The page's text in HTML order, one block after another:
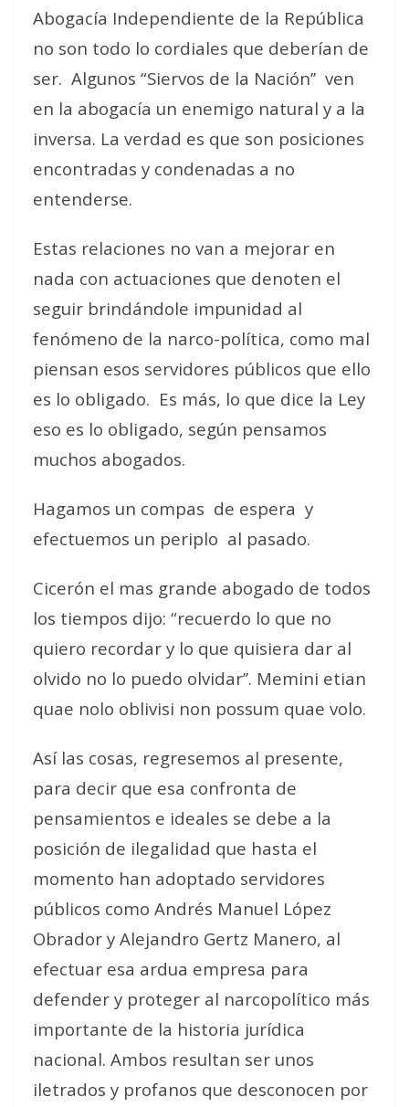
Abogacía Independiente de la República
no son todo lo cordiales que deberían de
ser. Algunos “Siervos de la Nación’’ ven
en la abogacía un enemigo natural y a la
inversa. La verdad es que son posiciones
encontradas y condenadas a no
entenderse.
Estas relaciones no van a mejorar en
nada con actuaciones que denoten el
seguir brindándole impunidad al
fenómeno de la narco-política, como mal
piensan esos servidores públicos que ello
es lo obligado. Es más, lo que dice la Ley
eso es lo obligado, según pensamos
muchos abogados.
Hagamos un compas de espera y
efectuemos un periplo al pasado.
Cicerón el mas grande abogado de todos
los tiempos dijo: “recuerdo lo que no
quiero recordar y lo que quisiera dar al
olvido no lo puedo olvidar’’. Memini etian
quae nolo oblivisi non possum quae volo.
Así las cosas, regresemos al presente,
para decir que esa confronta de
pensamientos e ideales se debe a la
posición de ilegalidad que hasta el
momento han adoptado servidores
públicos como Andrés Manuel López
Obrador y Alejandro Gertz Manero, al
efectuar esa ardua empresa para
defender y proteger al narcopolítico más
importante de la historia jurídica
nacional. Ambos resultan ser unos
iletrados y profanos que desconocen por